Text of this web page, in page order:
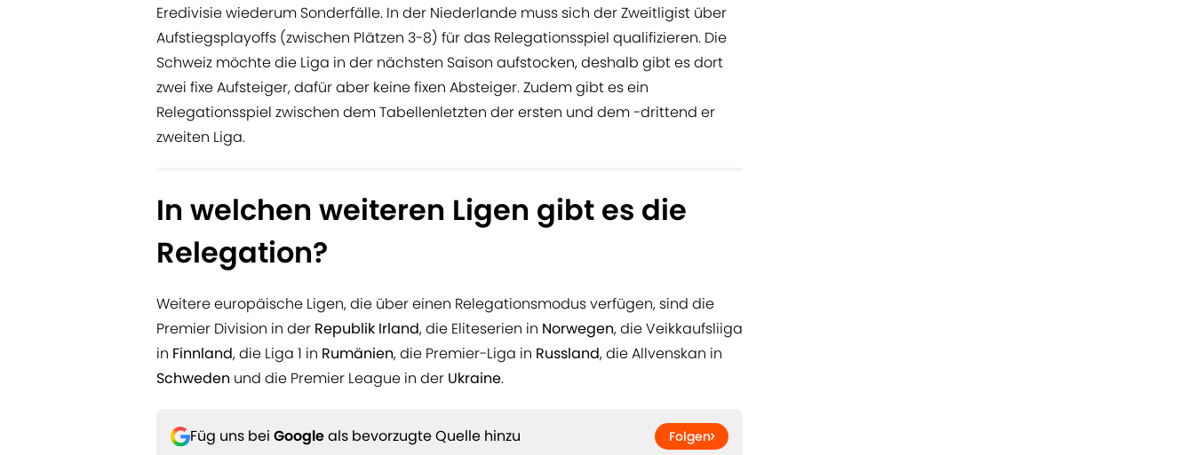
Eredivisie wiederum Sonderfälle. In der Niederlande muss sich der Zweitligist über
Aufstiegsplayoffs (zwischen Plätzen 3-8) für das Relegationsspiel qualifizieren. Die
Schweiz möchte die Liga in der nächsten Saison aufstocken, deshalb gibt es dort
zwei fixe Aufsteiger, dafür aber keine fixen Absteiger. Zudem gibt es ein
Relegationsspiel zwischen dem Tabellenletzten der ersten und dem -drittend er
zweiten Liga.
In welchen weiteren Ligen gibt es die
Relegation?
Weitere europäische Ligen, die über einen Relegationsmodus verfügen, sind die
Premier Division in der Republik Irland, die Eliteserien in Norwegen, die Veikkaufsliiga
in Finnland, die Liga 1 in Rumänien, die Premier-Liga in Russland, die Allvenskan in
Schweden und die Premier League in der Ukraine.
Füg uns bei Googleals bevorzugte Quelle hinzu Folgen